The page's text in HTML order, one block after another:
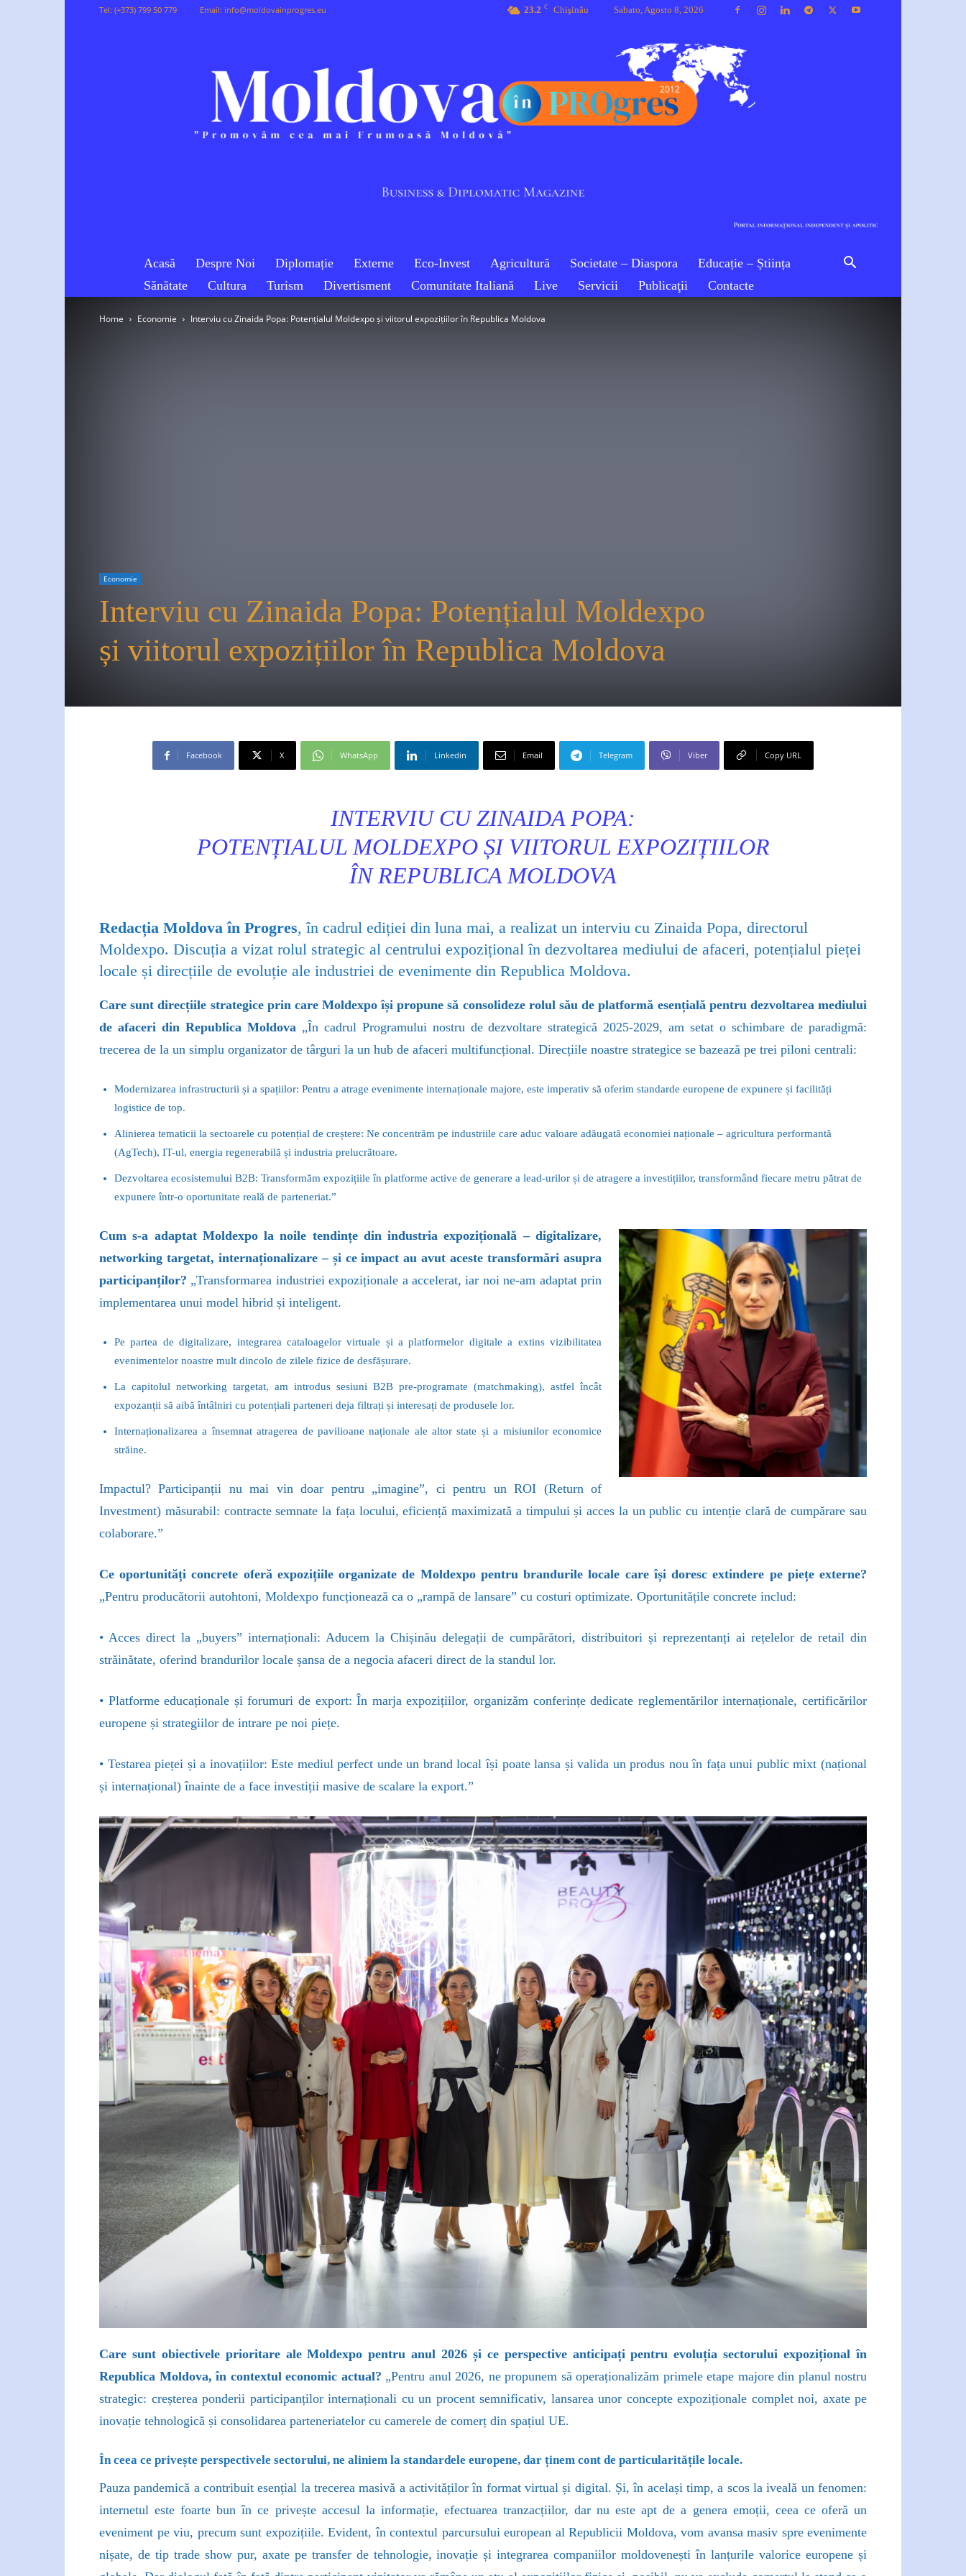
23.2 C Chişinău Sabato, Agosto 8, 2026
Tel: (+373) 799 50 779 Email: info@moldovainprogres.eu
Moldova
Acasă Despre Noi Diplomație Externe Eco-Invest Agricultură Societate – Diaspora
Educație – Știința
Sănătate
Cultura Turism Divertisment Comunitate Italiană Live Servicii Publicaţii Contacte
Home Economie Interviu cu Zinaida Popa: Potențialul Moldexpo și viitorul expozițiilor în Republica Moldova
Economie
Interviu cu Zinaida Popa: Potențialul Moldexpo
și viitorul expozițiilor în Republica Moldova
Facebook X WhatsApp Linkedin Email Telegram Viber Copy URL
INTERVIU CU ZINAIDA POPA:
POTENȚIALUL MOLDEXPO ȘI VIITORUL EXPOZIȚIILOR
ÎN REPUBLICA MOLDOVA
Redacția Moldova în Progres, în cadrul ediției din luna mai, a realizat un interviu cu Zinaida Popa, directorul
Moldexpo. Discuția a vizat rolul strategic al centrului expozițional în dezvoltarea mediului de afaceri, potențialul pieței
locale și direcțiile de evoluție ale industriei de evenimente din Republica Moldova.
Care sunt direcțiile strategice prin care Moldexpo își propune să consolideze rolul său de platformă esențială pentru dezvoltarea mediului
de afaceri din Republica Moldova „În cadrul Programului nostru de dezvoltare strategică 2025-2029, am setat o schimbare de paradigmă:
trecerea de la un simplu organizator de târguri la un hub de afaceri multifuncțional. Direcțiile noastre strategice se bazează pe trei piloni centrali:
Modernizarea infrastructurii și a spațiilor: Pentru a atrage evenimente internaționale majore, este imperativ să oferim standarde europene de expunere și facilități
logistice de top.
Alinierea tematicii la sectoarele cu potențial de creștere: Ne concentrăm pe industriile care aduc valoare adăugată economiei naționale – agricultura performantă
(AgTech), IT-ul, energia regenerabilă și industria prelucrătoare.
Dezvoltarea ecosistemului B2B: Transformăm expozițiile în platforme active de generare a lead-urilor și de atragere a investițiilor, transformând fiecare metru pătrat de
expunere într-o oportunitate reală de parteneriat.”
Cum s-a adaptat Moldexpo la noile tendințe din industria expozițională – digitalizare,
networking targetat, internaționalizare – și ce impact au avut aceste transformări asupra
participanților? „Transformarea industriei expoziționale a accelerat, iar noi ne-am adaptat prin
implementarea unui model hibrid și inteligent.
Pe partea de digitalizare, integrarea cataloagelor virtuale și a platformelor digitale a extins vizibilitatea
evenimentelor noastre mult dincolo de zilele fizice de desfășurare.
La capitolul networking targetat, am introdus sesiuni B2B pre-programate (matchmaking), astfel încât
expozanții să aibă întâlniri cu potențiali parteneri deja filtrați și interesați de produsele lor.
Internaționalizarea a însemnat atragerea de pavilioane naționale ale altor state și a misiunilor economice
străine.
Impactul? Participanții nu mai vin doar pentru „imagine”, ci pentru un ROI (Return of
Investment) măsurabil: contracte semnate la fața locului, eficiență maximizată a timpului și acces la un public cu intenție clară de cumpărare sau
colaborare.”
Ce oportunități concrete oferă expozițiile organizate de Moldexpo pentru brandurile locale care își doresc extindere pe piețe externe?
„Pentru producătorii autohtoni, Moldexpo funcționează ca o „rampă de lansare” cu costuri optimizate. Oportunitățile concrete includ:
• Acces direct la „buyers” internaționali: Aducem la Chișinău delegații de cumpărători, distribuitori și reprezentanți ai rețelelor de retail din
străinătate, oferind brandurilor locale șansa de a negocia afaceri direct de la standul lor.
• Platforme educaționale și forumuri de export: În marja expozițiilor, organizăm conferințe dedicate reglementărilor internaționale, certificărilor
europene și strategiilor de intrare pe noi piețe.
• Testarea pieței și a inovațiilor: Este mediul perfect unde un brand local își poate lansa și valida un produs nou în fața unui public mixt (național
și internațional) înainte de a face investiții masive de scalare la export.”
Care sunt obiectivele prioritare ale Moldexpo pentru anul 2026 și ce perspective anticipați pentru evoluția sectorului expozițional în
Republica Moldova, în contextul economic actual? „Pentru anul 2026, ne propunem să operaționalizăm primele etape majore din planul nostru
strategic: creșterea ponderii participanților internaționali cu un procent semnificativ, lansarea unor concepte expoziționale complet noi, axate pe
inovație tehnologică și consolidarea parteneriatelor cu camerele de comerț din spațiul UE.
În ceea ce privește perspectivele sectorului, ne aliniem la standardele europene, dar ținem cont de particularitățile locale.
Pauza pandemică a contribuit esențial la trecerea masivă a activităților în format virtual și digital. Și, în același timp, a scos la iveală un fenomen:
internetul este foarte bun în ce privește accesul la informație, efectuarea tranzacțiilor, dar nu este apt de a genera emoții, ceea ce oferă un
eveniment pe viu, precum sunt expozițiile. Evident, în contextul parcursului european al Republicii Moldova, vom avansa masiv spre evenimente
nișate, de tip trade show pur, axate pe transfer de tehnologie, inovație și integrarea companiilor moldovenești în lanțurile valorice europene și